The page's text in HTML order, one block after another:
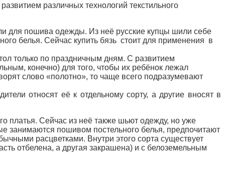
различных технологий текстильного
для пошива одежды. Из неё русские купцы шили себе
белья. Сейчас купить бязь стоит для применения в
только по праздничным дням. С развитием
конечно) для того, чтобы их ребёнок лежал
слово «полотно», то чаще всего подразумевают
относят её к отдельному сорту, а другие вносят в
платья. Сейчас из неё также шьют одежду, но уже
занимаются пошивом постельного белья, предпочитают
расцветками. Внутри этого сорта существует
отбелена, а другая закрашена) и с белоземельным